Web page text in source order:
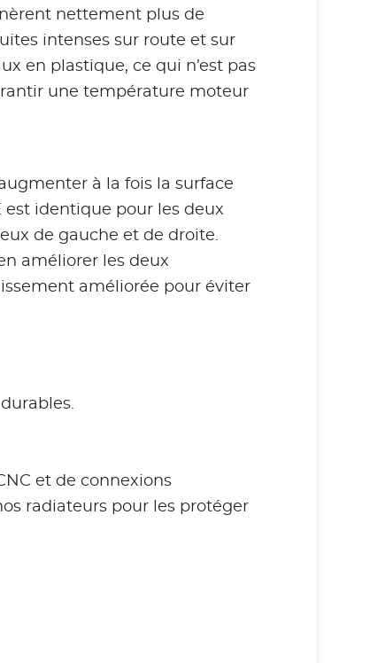
nettement plus de
intenses sur route et sur
en plastique, ce qui n’est pas
une température moteur
à la fois la surface
est identique pour les deux
de gauche et de droite.
améliorer les deux
améliorée pour éviter
et de connexions
radiateurs pour les protéger